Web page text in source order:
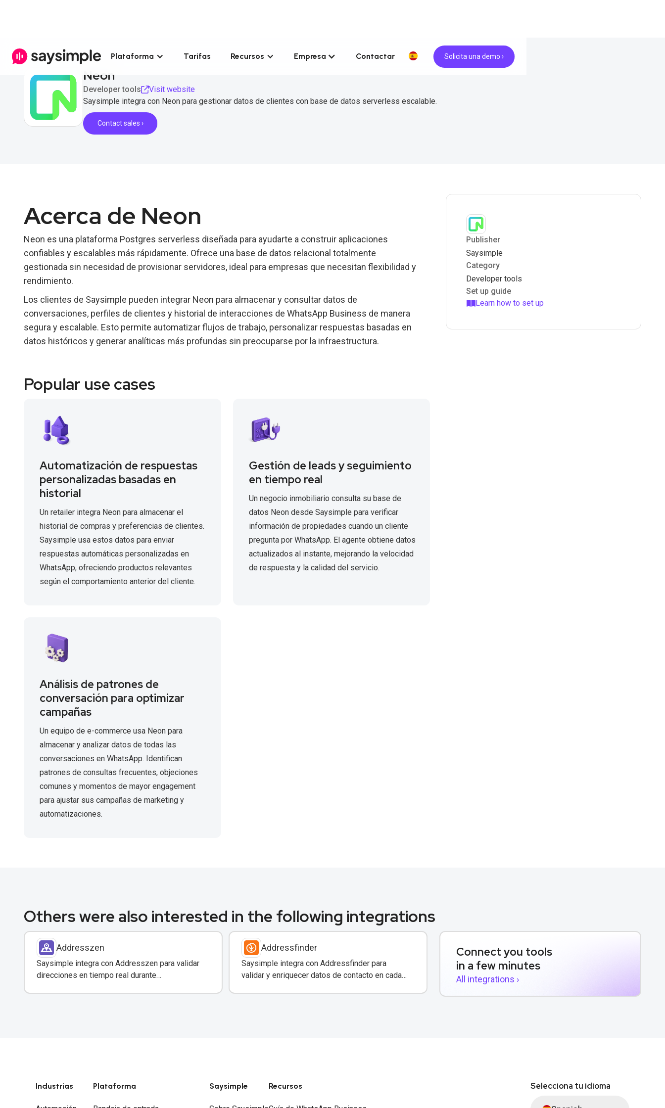
Plataforma Tarifas Recursos Empresa Contactar Solicita una demo ›
Neon
Developer tools
Visit website
Saysimple integra con Neon para gestionar datos de clientes con base de datos serverless escalable.
Contact sales ›
Acerca de Neon
Neon es una plataforma Postgres serverless diseñada para ayudarte a construir aplicaciones
confiables y escalables más rápidamente. Ofrece una base de datos relacional totalmente
gestionada sin necesidad de provisionar servidores, ideal para empresas que necesitan flexibilidad y
rendimiento.
Los clientes de Saysimple pueden integrar Neon para almacenar y consultar datos de
conversaciones, perfiles de clientes y historial de interacciones de WhatsApp Business de manera
segura y escalable. Esto permite automatizar flujos de trabajo, personalizar respuestas basadas en
datos históricos y generar analíticas más profundas sin preocuparse por la infraestructura.
Popular use cases
Automatización de respuestas
personalizadas basadas en
historial
Un retailer integra Neon para almacenar el
historial de compras y preferencias de clientes.
Saysimple usa estos datos para enviar
respuestas automáticas personalizadas en
WhatsApp, ofreciendo productos relevantes
según el comportamiento anterior del cliente.
Gestión de leads y seguimiento
en tiempo real
Un negocio inmobiliario consulta su base de
datos Neon desde Saysimple para verificar
información de propiedades cuando un cliente
pregunta por WhatsApp. El agente obtiene datos
actualizados al instante, mejorando la velocidad
de respuesta y la calidad del servicio.
Análisis de patrones de
conversación para optimizar
campañas
Un equipo de e-commerce usa Neon para
almacenar y analizar datos de todas las
conversaciones en WhatsApp. Identifican
patrones de consultas frecuentes, objeciones
comunes y momentos de mayor engagement
para ajustar sus campañas de marketing y
automatizaciones.
Publisher
Saysimple
Category
Developer tools
Set up guide
Learn how to set up
Others were also interested in the following integrations
Addresszen
Saysimple integra con Addresszen para validar
direcciones en tiempo real durante
Addressfinder
Saysimple integra con Addressfinder para
validar y enriquecer datos de contacto en cada
Connect you tools
in a few minutes
All integrations ›
Industrias Plataforma Saysimple Recursos Selecciona tu idioma